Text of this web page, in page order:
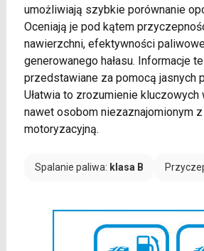
umożliwiają szybkie porównanie
Oceniają je pod kątem
nawierzchni, efektywności
generowanego hałasu. Informacje
przedstawiane za pomocą jasnych
Ułatwia to zrozumienie kluczowych
nawet osobom niezaznajomionym
motoryzacyjną.
Spalanie paliwa: klasa B